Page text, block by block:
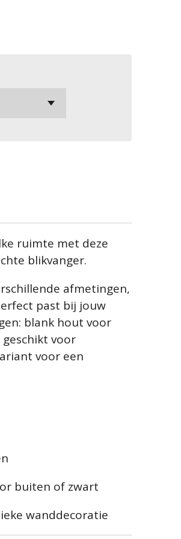
ruimte met deze
blikvanger.
afmetingen,
past bij jouw
blank hout voor
voor
voor een
buiten of zwart
wanddecoratie